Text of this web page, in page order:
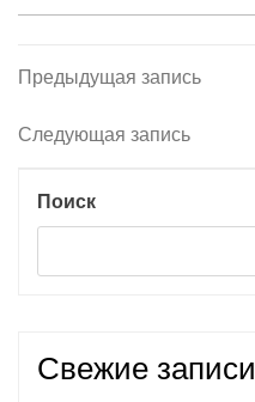
Навигация
по
записям
Предыдущая
Предыдущая запись
Следующая
Следующая запись
Поиск
Свежие записи